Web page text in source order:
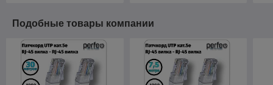
Подобные товары компании